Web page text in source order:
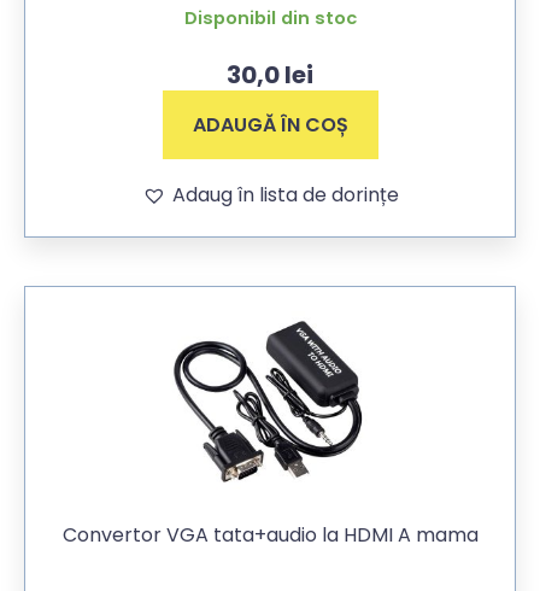
Disponibil din stoc
30,0lei
ADAUGĂ ÎN COȘ
Adaug în lista de dorințe
Convertor VGA tata+audio la HDMI A mama